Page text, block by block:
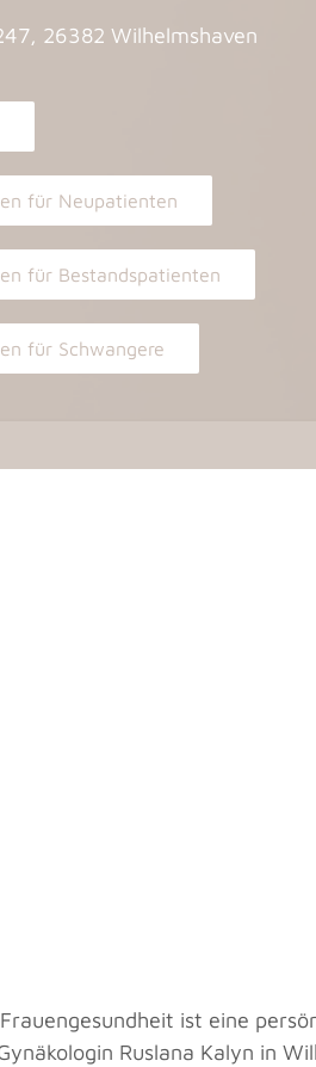
26382 Wilhelmshaven
für Neupatienten
für Bestandspatienten
für Schwangere
Frauengesundheit ist eine
Ruslana Kalyn in